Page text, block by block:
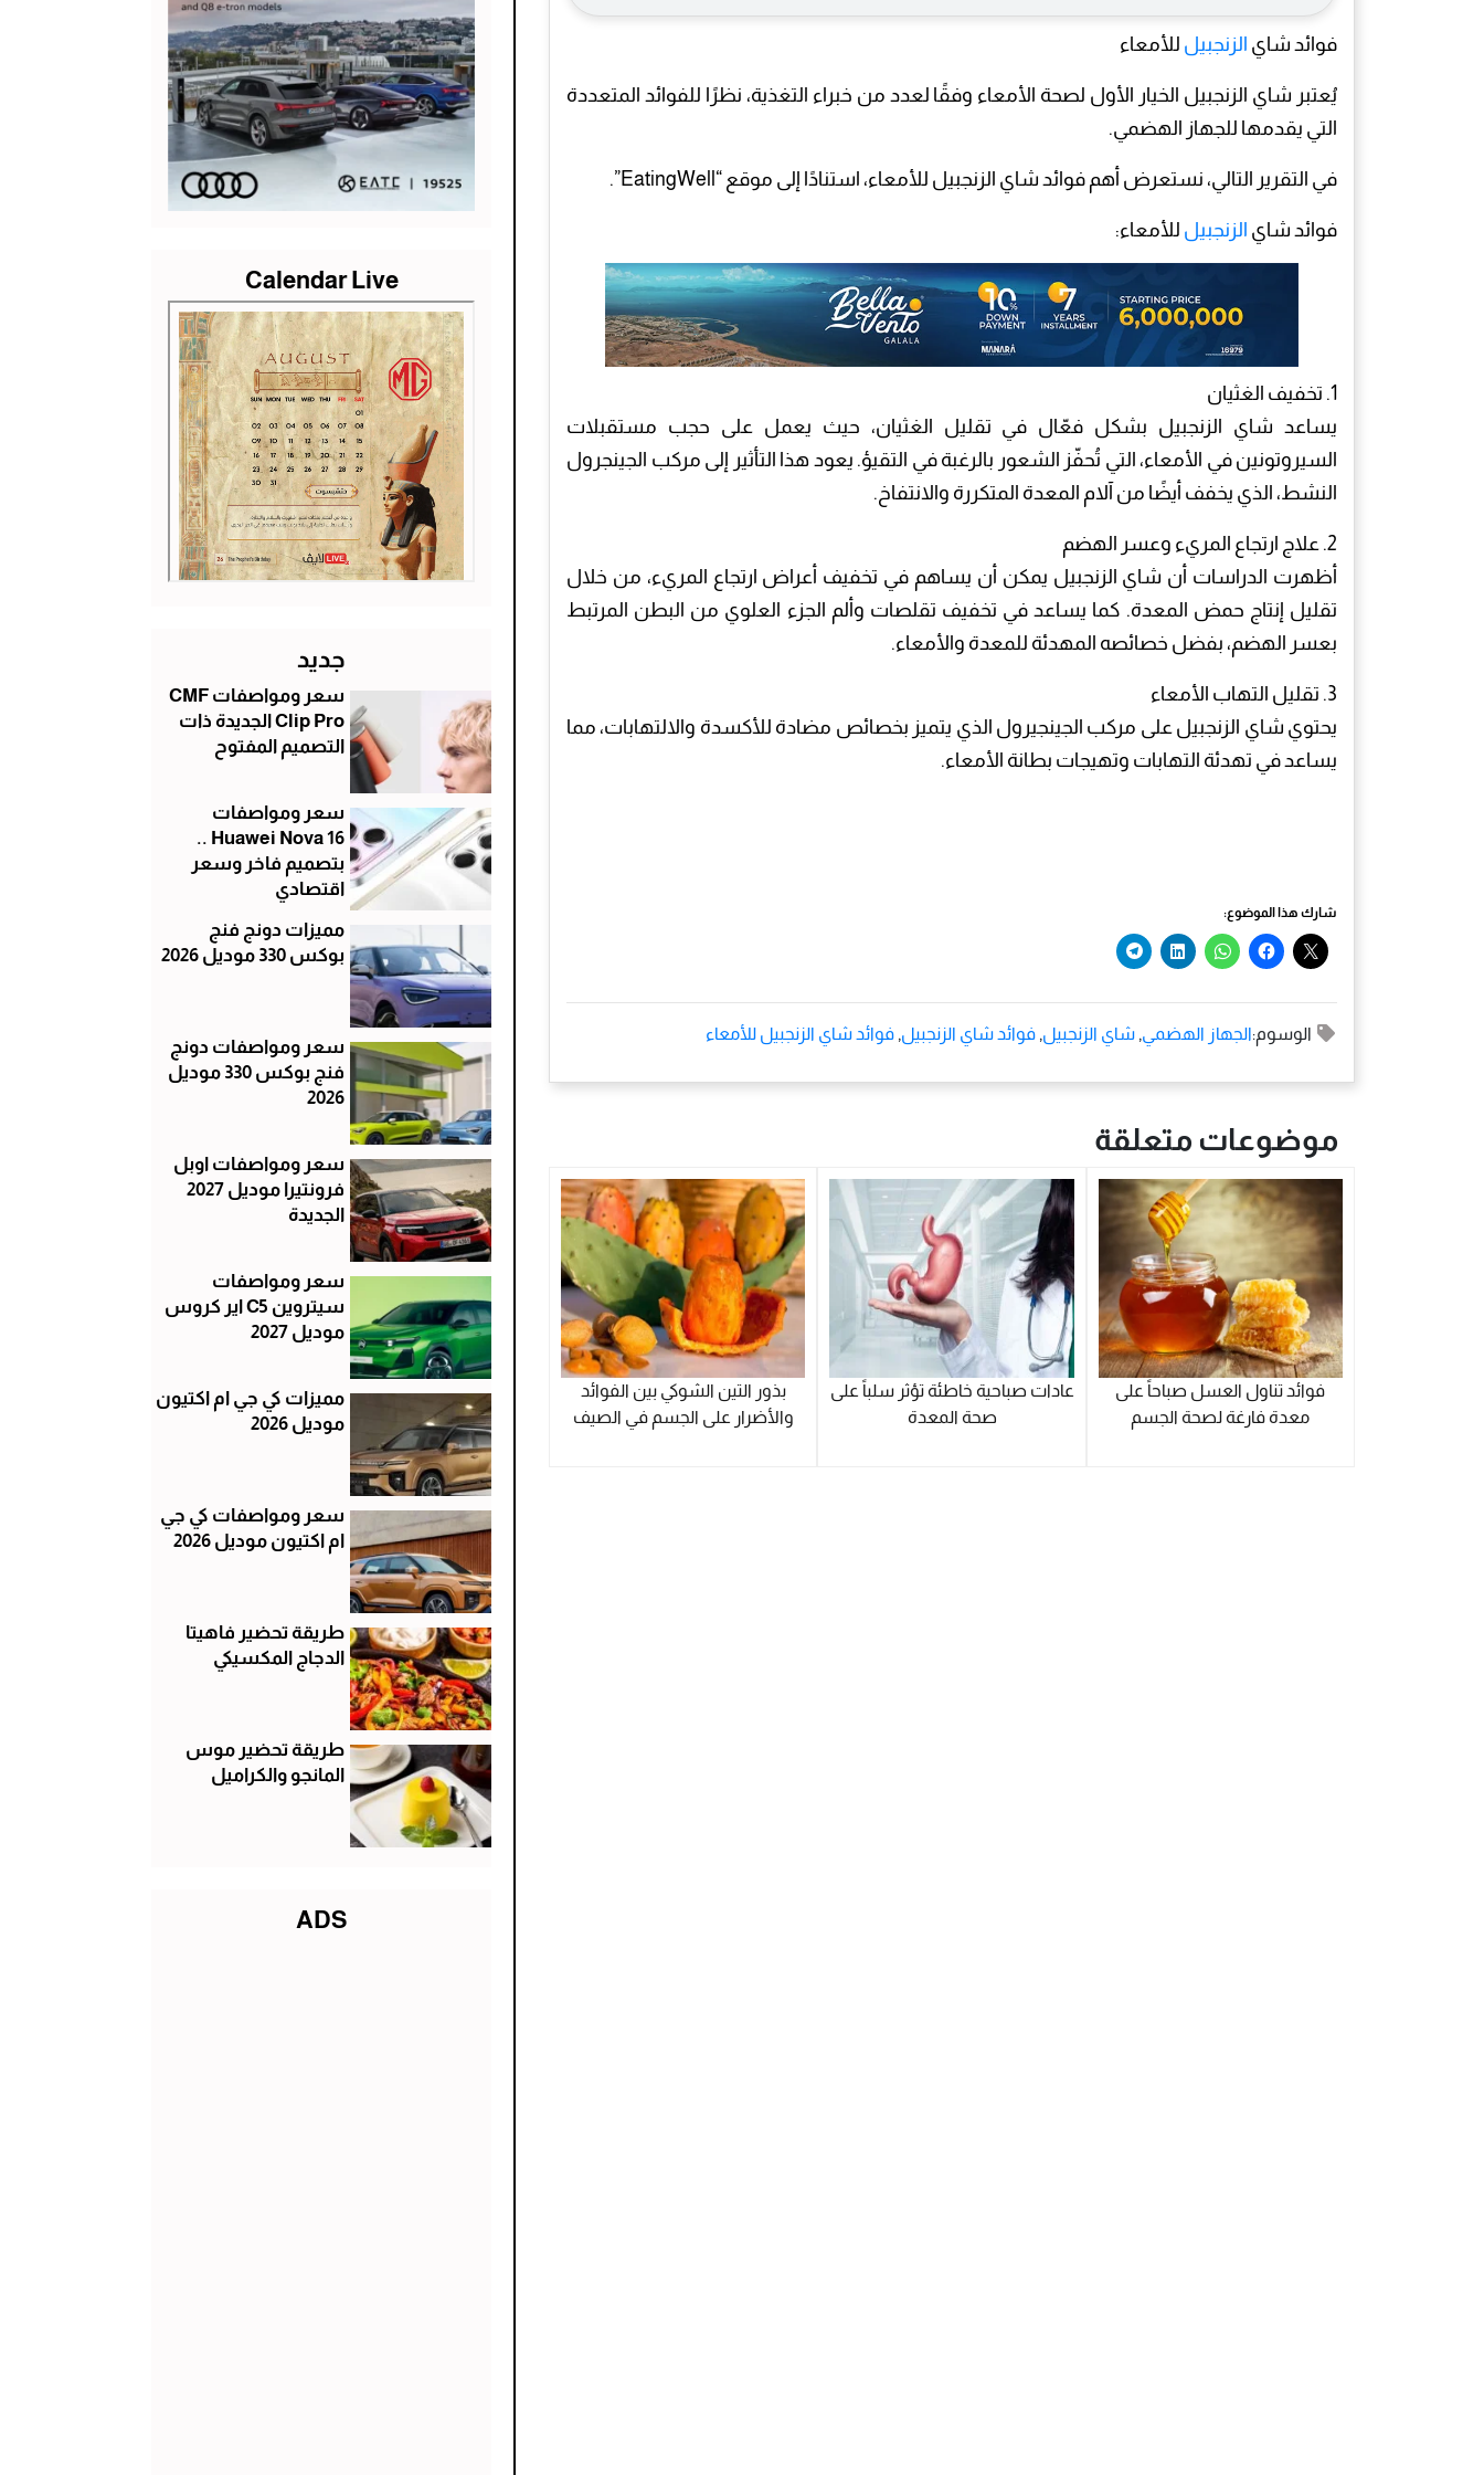
فوائد شاي الزنجبيل للأمعاء
يُعتبر شاي الزنجبيل الخيار الأول لصحة الأمعاء وفقًا لعدد من خبراء التغذية، نظرًا للفوائد المتعددة
التي يقدمها للجهاز الهضمي.
في التقرير التالي، نستعرض أهم فوائد شاي الزنجبيل للأمعاء، استنادًا إلى موقع “EatingWell”.
فوائد شاي الزنجبيل للأمعاء:
1. تخفيف الغثيان
يساعد شاي الزنجبيل بشكل فعّال في تقليل الغثيان، حيث يعمل على حجب مستقبلات
السيروتونين في الأمعاء، التي تُحفّز الشعور بالرغبة في التقيؤ. يعود هذا التأثير إلى مركب الجينجرول
النشط، الذي يخفف أيضًا من آلام المعدة المتكررة والانتفاخ.
2. علاج ارتجاع المريء وعسر الهضم
أظهرت الدراسات أن شاي الزنجبيل يمكن أن يساهم في تخفيف أعراض ارتجاع المريء، من خلال
تقليل إنتاج حمض المعدة. كما يساعد في تخفيف تقلصات وألم الجزء العلوي من البطن المرتبط
بعسر الهضم، بفضل خصائصه المهدئة للمعدة والأمعاء.
3. تقليل التهاب الأمعاء
يحتوي شاي الزنجبيل على مركب الجينجيرول الذي يتميز بخصائص مضادة للأكسدة والالتهابات، مما
يساعد في تهدئة التهابات وتهيجات بطانة الأمعاء.
شارك هذا الموضوع:
الوسوم:الجهاز الهضمي, شاي الزنجبيل, فوائد شاي الزنجبيل, فوائد شاي الزنجبيل للأمعاء
موضوعات متعلقة
فوائد تناول العسل صباحاً على
معدة فارغة لصحة الجسم
عادات صباحية خاطئة تؤثر سلباً على
صحة المعدة
بذور التين الشوكي بين الفوائد
والأضرار على الجسم في الصيف
Calendar Live
جديد
سعر ومواصفات CMF
Clip Pro الجديدة ذات
التصميم المفتوح
سعر ومواصفات
Huawei Nova 16 ..
بتصميم فاخر وسعر
اقتصادي
مميزات دونج فنج
بوكس 330 موديل 2026
سعر ومواصفات دونج
فنج بوكس 330 موديل
2026
سعر ومواصفات اوبل
فرونتيرا موديل 2027
الجديدة
سعر ومواصفات
سيتروين C5 اير كروس
موديل 2027
مميزات كي جي ام اكتيون
موديل 2026
سعر ومواصفات كي جي
ام اكتيون موديل 2026
طريقة تحضير فاهيتا
الدجاج المكسيكي
طريقة تحضير موس
المانجو والكراميل
ADS